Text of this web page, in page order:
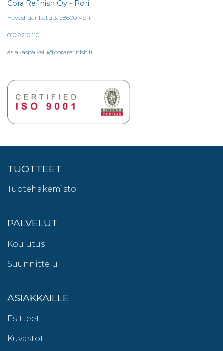
Cora Refinish Oy - Pori
Hevoshaankatu 3, 28600 Pori
010 8210 110
asiakaspalvelu@corarefinish.fi
TUOTTEET
Tuotehakemisto
PALVELUT
Koulutus
Suunnittelu
ASIAKKAILLE
Esitteet
Kuvastot